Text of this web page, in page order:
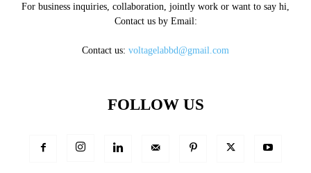
For business inquiries, collaboration, jointly work or want to say hi,
Contact us by Email:
Contact us: voltagelabbd@gmail.com
FOLLOW US